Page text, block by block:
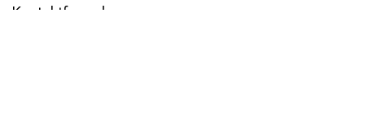
Kontaktformular